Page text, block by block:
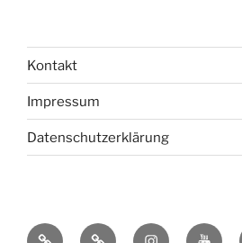
Kontakt
Impressum
Datenschutzerklärung
bsky MastadonInstagramYou